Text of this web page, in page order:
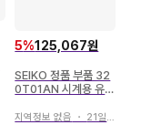
5%125,067원
SEIKO 정품 부품 32
0T01AN 시계용 유리
지역정보 없음 ・ 21일 전